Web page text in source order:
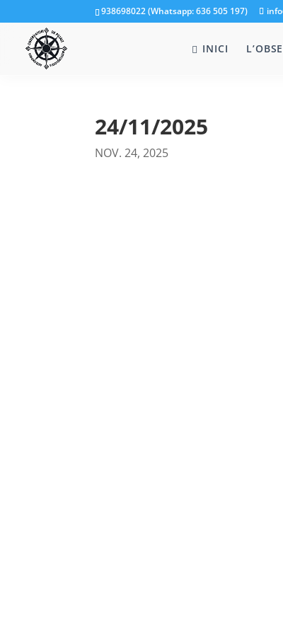
938698022 (Whatsapp: 636 505 197)
INICI
24/11/2025
NOV. 24, 2025